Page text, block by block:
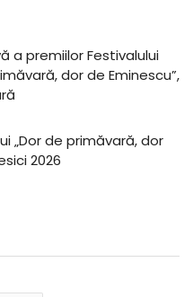
a premiilor Festivalului
dor de Eminescu”,
„Dor de primăvară, dor
2026